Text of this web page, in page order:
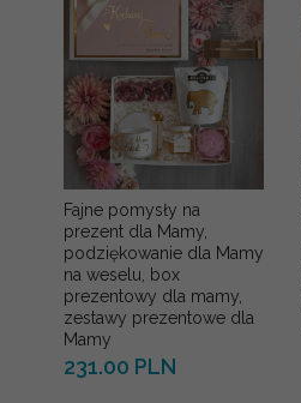
Fajne pomysły na
prezent dla Mamy,
podziękowanie dla Mamy
na weselu, box
prezentowy dla mamy,
zestawy prezentowe dla
Mamy
231.00 PLN